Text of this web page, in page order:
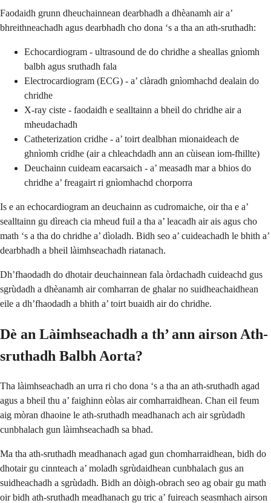
Faodaidh grunn dheuchainnean dearbhadh a dhèanamh air a’
bhreithneachadh agus dearbhadh cho dona ‘s a tha an ath-sruthadh:
Echocardiogram - ultrasound de do chridhe a sheallas gnìomh
balbh agus sruthadh fala
Electrocardiogram (ECG) - a’ clàradh gnìomhachd dealain do
chridhe
X-ray ciste - faodaidh e sealltainn a bheil do chridhe air a
mheudachadh
Catheterization cridhe - a’ toirt dealbhan mionaideach de
ghnìomh cridhe (air a chleachdadh ann an cùisean iom-fhillte)
Deuchainn cuideam eacarsaich - a’ measadh mar a bhios do
chridhe a’ freagairt ri gnìomhachd chorporra
Is e an echocardiogram an deuchainn as cudromaiche, oir tha e a’
sealltainn gu dìreach cia mheud fuil a tha a’ leacadh air ais agus cho
math ‘s a tha do chridhe a’ dìoladh. Bidh seo a’ cuideachadh le bhith a’
dearbhadh a bheil làimhseachadh riatanach.
Dh’fhaodadh do dhotair deuchainnean fala òrdachadh cuideachd gus
sgrùdadh a dhèanamh air comharran de ghalar no suidheachaidhean
eile a dh’fhaodadh a bhith a’ toirt buaidh air do chridhe.
Dè an Làimhseachadh a th’ ann airson Ath-
sruthadh Balbh Aorta?
Tha làimhseachadh an urra ri cho dona ‘s a tha an ath-sruthadh agad
agus a bheil thu a’ faighinn eòlas air comharraidhean. Chan eil feum
aig mòran dhaoine le ath-sruthadh meadhanach ach air sgrùdadh
cunbhalach gun làimhseachadh sa bhad.
Ma tha ath-sruthadh meadhanach agad gun chomharraidhean, bidh do
dhotair gu cinnteach a’ moladh sgrùdaidhean cunbhalach gus an
suidheachadh a sgrùdadh. Bidh an dòigh-obrach seo ag obair gu math
oir bidh ath-sruthadh meadhanach gu tric a’ fuireach seasmhach airson